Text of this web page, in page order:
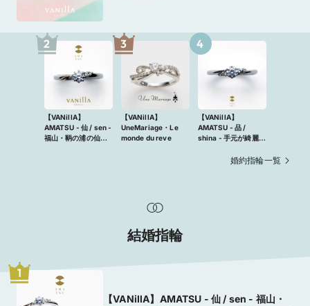
2
【VANillA】
AMATSU - 仙 / sen -
福山・鞆の浦の仙酔
3
【VANillA】
UneMariage・Le
monde du reve
4
【VANillA】
AMATSU - 品 /
shina - 手元が綺麗に
ウェーブライン婚約指輪一覧
結婚指輪
1
【VANillA】AMATSU - 仙 / sen - 福山・